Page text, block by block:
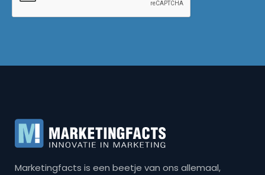
Marketingfacts is een beetje van ons allemaal,